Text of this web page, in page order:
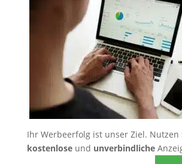
Ihr Werbeerfolg ist unser Ziel. Nutzen
kostenloseund unverbindliche